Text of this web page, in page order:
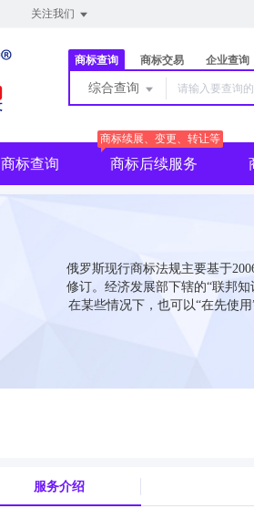
关注我们
商标查询 商标交易 企业查询
综合查询
商标查询 商标后续服务
商标续展、变更、转让等
俄罗斯现行商标法规主要基于
修订。经济发展部下辖的“联邦
在某些情况下，也可以“在先使
服务介绍